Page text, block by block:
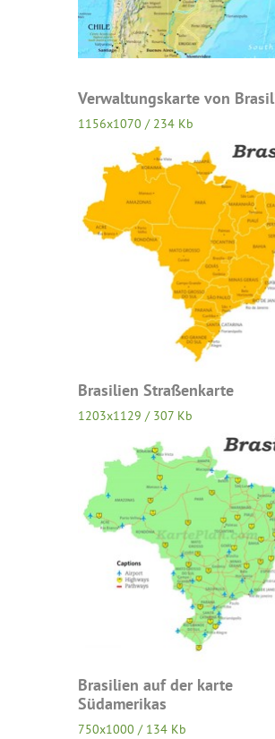
Verwaltungskarte von
1156x1070 / 234 Kb
Brasilien Straßenkarte
1203x1129 / 307 Kb
Brasilien auf der karte
Südamerikas
750x1000 / 134 Kb